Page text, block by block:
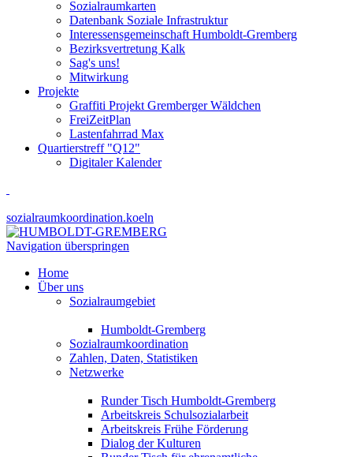
Sozialraumkarten
Datenbank Soziale Infrastruktur
Interessensgemeinschaft Humboldt-Gremberg
Bezirksvertretung Kalk
Sag's uns!
Mitwirkung
Projekte
Graffiti Projekt Gremberger Wäldchen
FreiZeitPlan
Lastenfahrrad Max
Quartierstreff "Q12"
Digitaler Kalender
sozialraumkoordination.koeln
Navigation überspringen
Home
Über uns
Sozialraumgebiet
Humboldt-Gremberg
Sozialraumkoordination
Zahlen, Daten, Statistiken
Netzwerke
Runder Tisch Humboldt-Gremberg
Arbeitskreis Schulsozialarbeit
Arbeitskreis Frühe Förderung
Dialog der Kulturen